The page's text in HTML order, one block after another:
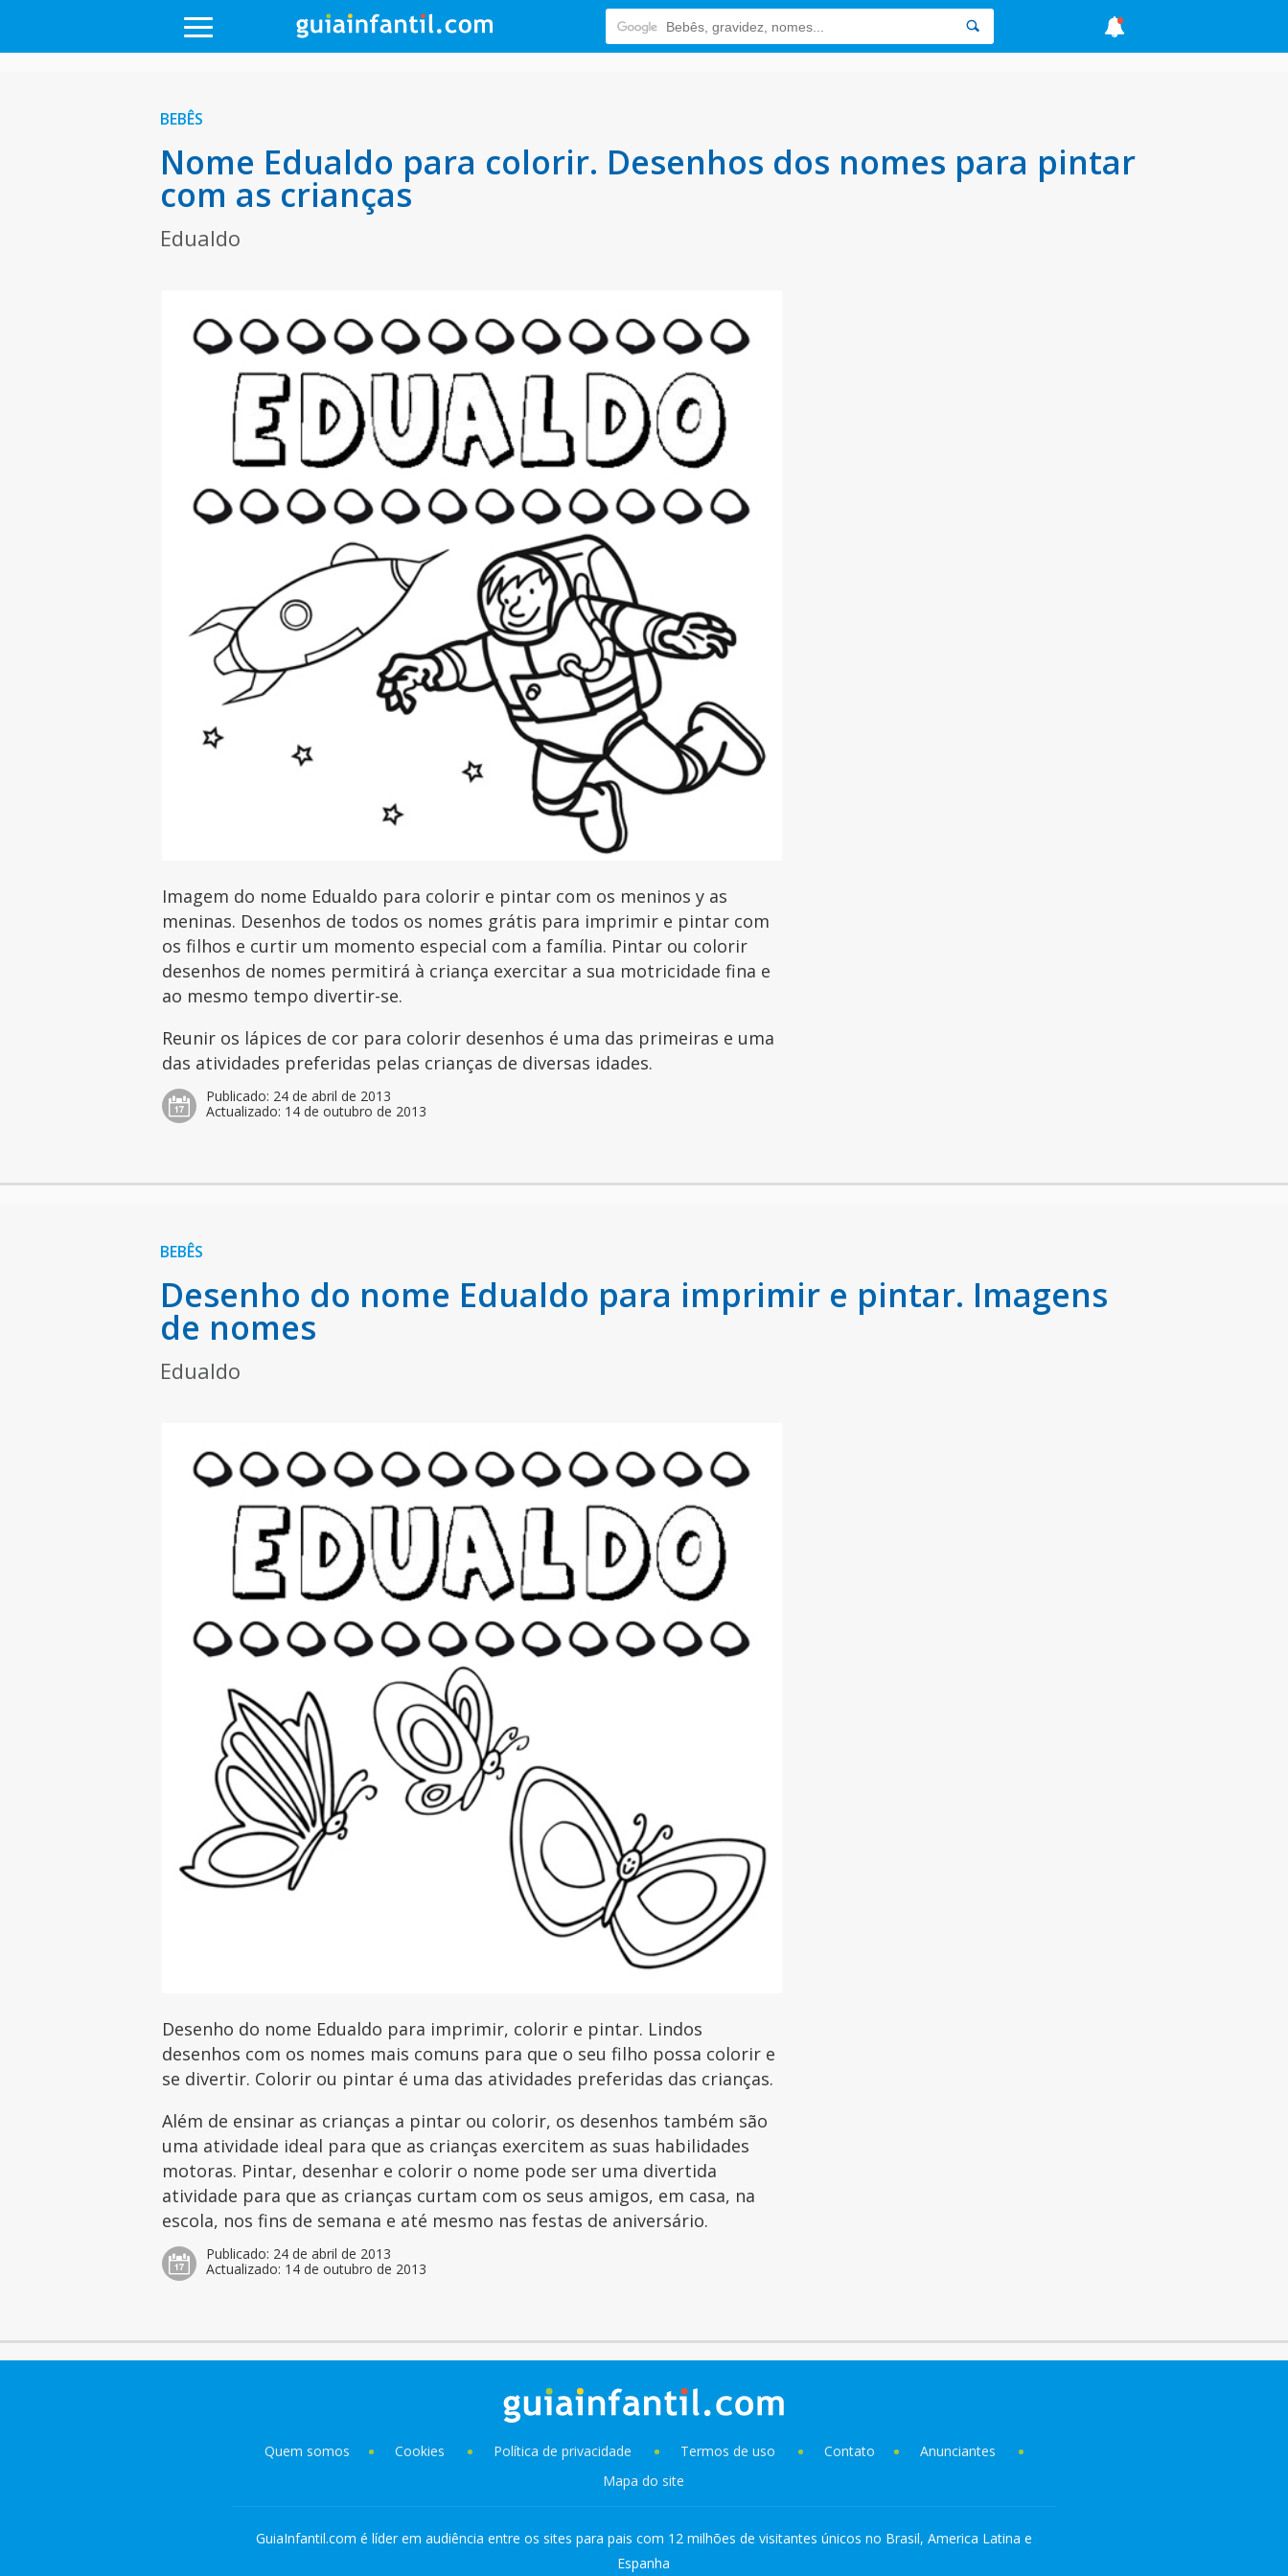
BEBÊS
Nome Edualdo para colorir. Desenhos dos nomes para pintar
com as crianças
Edualdo
Imagem do nome Edualdo para colorir e pintar com os meninos y as
meninas. Desenhos de todos os nomes grátis para imprimir e pintar com
os filhos e curtir um momento especial com a família. Pintar ou colorir
desenhos de nomes permitirá à criança exercitar a sua motricidade fina e
ao mesmo tempo divertir-se.
Reunir os lápices de cor para colorir desenhos é uma das primeiras e uma
das atividades preferidas pelas crianças de diversas idades.
Publicado: 24 de abril de 2013
Actualizado: 14 de outubro de 2013
BEBÊS
Desenho do nome Edualdo para imprimir e pintar. Imagens
de nomes
Edualdo
Desenho do nome Edualdo para imprimir, colorir e pintar. Lindos
desenhos com os nomes mais comuns para que o seu filho possa colorir e
se divertir. Colorir ou pintar é uma das atividades preferidas das crianças.
Além de ensinar as crianças a pintar ou colorir, os desenhos também são
uma atividade ideal para que as crianças exercitem as suas habilidades
motoras. Pintar, desenhar e colorir o nome pode ser uma divertida
atividade para que as crianças curtam com os seus amigos, em casa, na
escola, nos fins de semana e até mesmo nas festas de aniversário.
Publicado: 24 de abril de 2013
Actualizado: 14 de outubro de 2013
Quem somos Cookies Política de privacidade Termos de uso Contato
Anunciantes
Mapa do site
GuiaInfantil.com é líder em audiência entre os sites para pais com 12 milhões de visitantes únicos no Brasil, America Latina e
Espanha